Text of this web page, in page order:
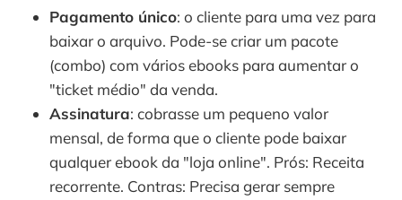
Pagamento único: o cliente para uma vez para
baixar o arquivo. Pode-se criar um pacote
(combo) com vários ebooks para aumentar o
"ticket médio" da venda.
Assinatura: cobrasse um pequeno valor
mensal, de forma que o cliente pode baixar
qualquer ebook da "loja online". Prós: Receita
recorrente. Contras: Precisa gerar sempre